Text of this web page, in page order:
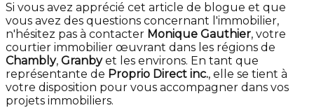
Si vous avez apprécié cet article de blogue et que
vous avez des questions concernant l'immobilier,
n'hésitez pas à contacter Monique Gauthier, votre
courtier immobilier œuvrant dans les régions de
Chambly, Granbyet les environs. En tant que
représentante de Proprio Direct inc., elle se tient à
votre disposition pour vous accompagner dans vos
projets immobiliers.